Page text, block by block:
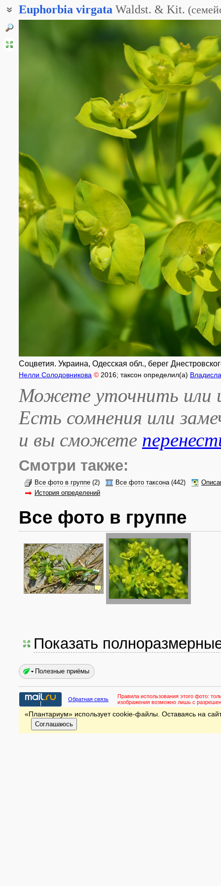
Euphorbia virgata Waldst. & Kit. (
Соцветия. Украина, Одесская обл., берег
Нелли Солодовникова © 2016; таксон определил(а)
Можете уточнить или
Есть сомнения или
и вы сможете
Смотри также:
Все фото в группе (2) Все фото таксона(442)
История определений
Все фото в группе
Показать
Полезные приёмы
Обратная связь Правила использования этого фото:
изображения возможно лишь с
«Плантариум» использует cookie-файлы. Оставаясь на
Соглашаюсь